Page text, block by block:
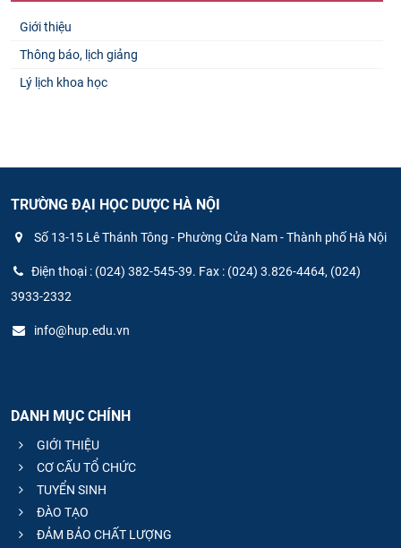
Giới thiệu
Thông báo, lịch giảng
Lý lịch khoa học
TRƯỜNG ĐẠI HỌC DƯỢC HÀ NỘI
Số 13-15 Lê Thánh Tông - Phường Cửa Nam - Thành phố Hà Nội
Điện thoại : (024) 382-545-39. Fax : (024) 3.826-4464, (024)
3933-2332
info@hup.edu.vn
DANH MỤC CHÍNH
GIỚI THIỆU
CƠ CẤU TỔ CHỨC
TUYỂN SINH
ĐÀO TẠO
ĐẢM BẢO CHẤT LƯỢNG